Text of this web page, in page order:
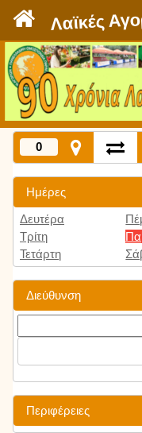
Λαϊκές
0
Ημέρες
Δευτέρα
Τρίτη
Τετάρτη
Διεύθυνση
Περιφέρειες